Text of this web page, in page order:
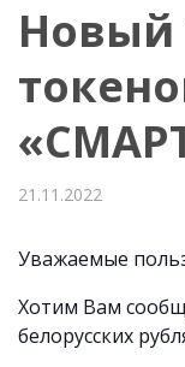
Новый
21.11.2022
Уважаемые
Хотим Вам
белорусских